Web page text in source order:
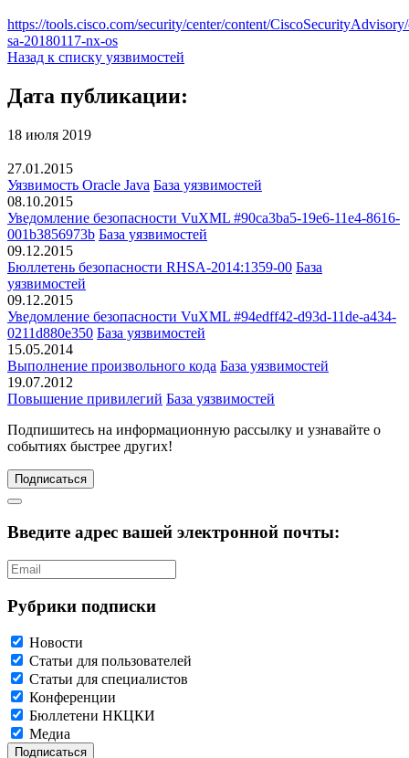
https://tools.cisco.com/security/center/content/
sa-20180117-nx-os
Назад к списку уязвимостей
Дата публикации:
18 июля 2019
27.01.2015
Уязвимость Oracle Java База уязвимостей
08.10.2015
Уведомление безопасности VuXML #90ca3ba5-19e6-11e4-8616-
001b3856973b База уязвимостей
09.12.2015
Бюллетень безопасности RHSA-2014:1359-00 База
уязвимостей
09.12.2015
Уведомление безопасности VuXML #94edff42-d93d-11de-a434-
0211d880e350 База уязвимостей
15.05.2014
Выполнение произвольного кода База уязвимостей
19.07.2012
Повышение привилегий База уязвимостей
Подпишитесь на информационную рассылку и узнавайте о
событиях быстрее других!
Подписаться
Введите адрес вашей электронной почты:
Рубрики подписки
Новости
Статьи для пользователей
Статьи для специалистов
Конференции
Бюллетени НКЦКИ
Медиа